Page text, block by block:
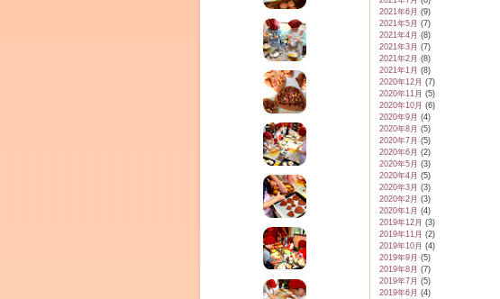
2021年6月 (9)
2021年5月 (7)
2021年4月 (8)
2021年3月 (7)
2021年2月 (8)
2021年1月 (8)
2020年12月 (7)
2020年11月 (5)
2020年10月 (6)
2020年9月 (4)
2020年8月 (5)
2020年7月 (5)
2020年6月 (2)
2020年5月 (3)
2020年4月 (5)
2020年3月 (3)
2020年2月 (3)
2020年1月 (4)
2019年12月 (3)
2019年11月 (2)
2019年10月 (4)
2019年9月 (5)
2019年8月 (7)
2019年7月 (5)
2019年6月 (4)